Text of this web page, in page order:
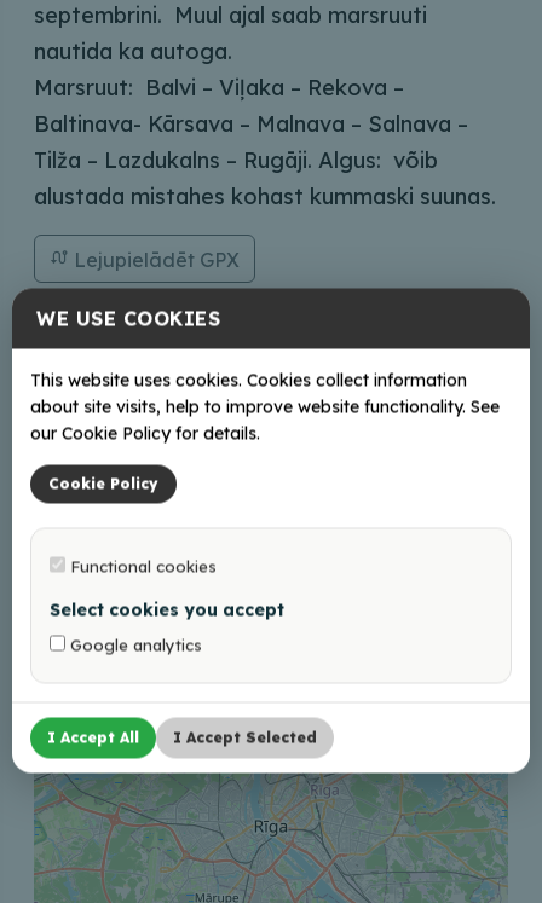
septembrini. Muul ajal saab marsruuti
nautida ka autoga.
Marsruut: Balvi – Viļaka – Rekova –
Baltinava- Kārsava – Malnava – Salnava –
Tilža – Lazdukalns – Rugāji. Algus: võib
alustada mistahes kohast kummaski suunas.
Lejupielādēt GPX
Kontaktid
turisms@balvi.lv
+37128686600;29272948
−
WE USE COOKIES
This website uses cookies. Cookies collect information
about site visits, help to improve website functionality. See
our Cookie Policy for details.
Cookie Policy
Functional cookies
Select cookies you accept
Google analytics
I Accept All I Accept Selected